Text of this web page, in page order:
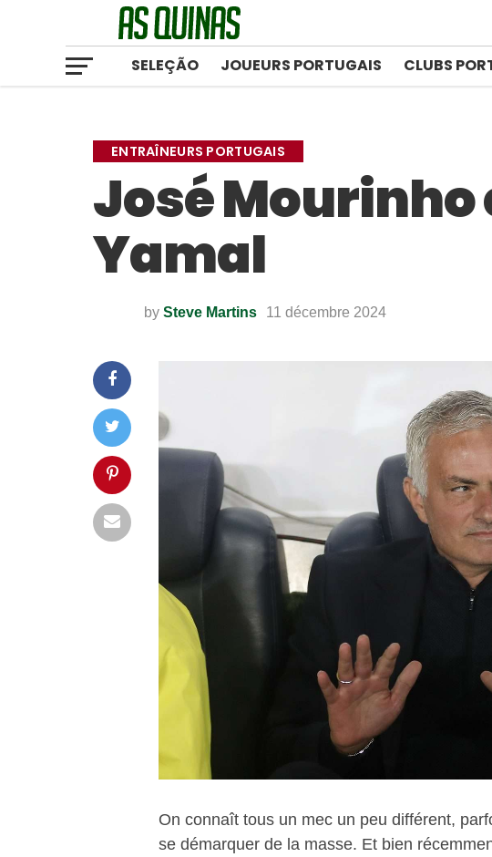
SELEÇÃO JOUEURS PORTUGAIS CLUBS
ENTRAÎNEURS PORTUGAIS
José
Yamal
by Steve Martins 11 décembre 2024
On connaît tous un mec un peu différent,
se démarquer de la masse. Et bien